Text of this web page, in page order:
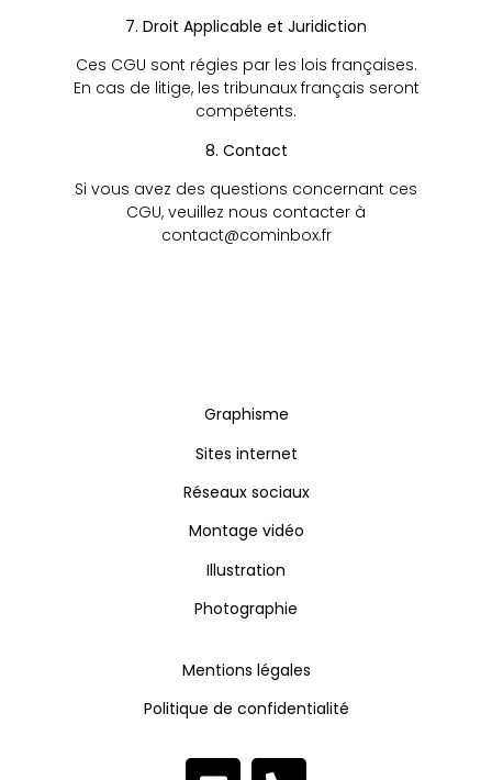
7. Droit Applicable et Juridiction
Ces CGU sont régies par les lois françaises.
En cas de litige, les tribunaux français seront
compétents.
8. Contact
Si vous avez des questions concernant ces
CGU, veuillez nous contacter à
contact@cominbox.fr
Graphisme
Sites internet
Réseaux sociaux
Montage vidéo
Illustration
Photographie
Mentions légales
Politique de confidentialité